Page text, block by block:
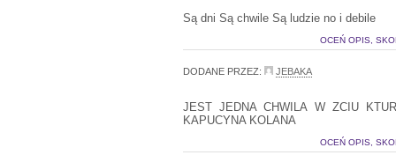
Są dni Są chwile Są ludzie no i debile
OCEŃ OPIS,
DODANE PRZEZ: JEBAKA
JEST JEDNA CHWILA W ZCIU
KAPUCYNA KOLANA
OCEŃ OPIS,